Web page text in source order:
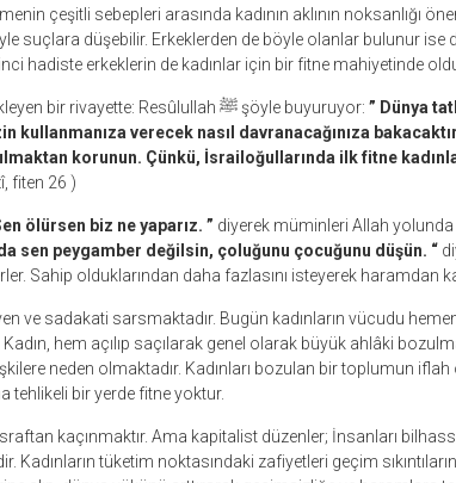
çeşitli sebepleri arasında kadının aklının noksanlığı
suçlara düşebilir. Erkeklerden de böyle olanlar bulunur ise
hadiste erkeklerin de kadınlar için bir fitne mahiyetinde
Yukarıdaki hadisi destekleyen bir rivayette: Resûlullah ﷺ şöyle buyuruyor: ” Dünya
kullanmanıza verecek nasıl davranacağınıza
korunun. Çünkü, İsrailoğullarında ilk fitne
fiten 26 )
ölürsen biz ne yaparız. ” diyerek müminleri Allah yolunda
sen peygamber değilsin, çoluğunu çocuğunu düşün. “
Sahip olduklarından daha fazlasını isteyerek haramdan
ve sadakati sarsmaktadır. Bugün kadınların vücudu
Kadın, hem açılıp saçılarak genel olarak büyük ahlâki
neden olmaktadır. Kadınları bozulan bir toplumun
tehlikeli bir yerde fitne yoktur.
kaçınmaktır. Ama kapitalist düzenler; İnsanları
Kadınların tüketim noktasındaki zafiyetleri geçim